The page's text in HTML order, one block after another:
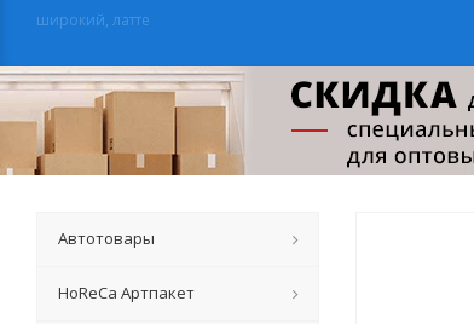
широкий, латте
Автотовары
HoReCa Артпакет